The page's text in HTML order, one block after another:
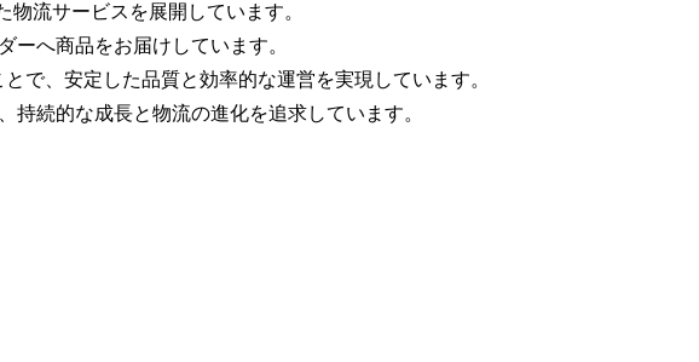
流サービスを展開しています。
ーへ商品をお届けしています。
で、安定した品質と効率的な運営を実現しています。
続的な成長と物流の進化を追求しています。